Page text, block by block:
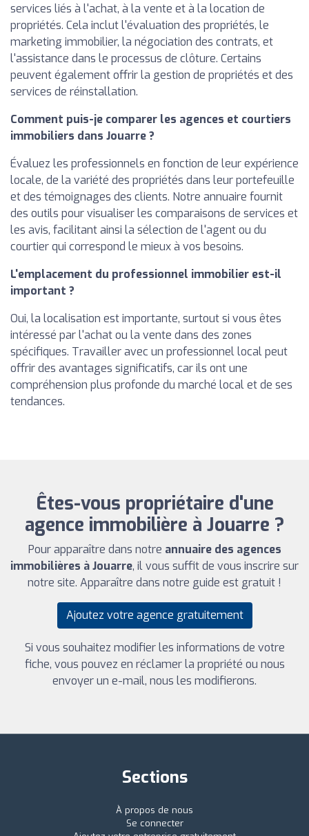
services liés à l'achat, à la vente et à la location de
propriétés. Cela inclut l'évaluation des propriétés, le
marketing immobilier, la négociation des contrats, et
l'assistance dans le processus de clôture. Certains
peuvent également offrir la gestion de propriétés et des
services de réinstallation.
Comment puis-je comparer les agences et courtiers
immobiliers dans Jouarre ?
Évaluez les professionnels en fonction de leur expérience
locale, de la variété des propriétés dans leur portefeuille
et des témoignages des clients. Notre annuaire fournit
des outils pour visualiser les comparaisons de services et
les avis, facilitant ainsi la sélection de l'agent ou du
courtier qui correspond le mieux à vos besoins.
L'emplacement du professionnel immobilier est-il
important ?
Oui, la localisation est importante, surtout si vous êtes
intéressé par l'achat ou la vente dans des zones
spécifiques. Travailler avec un professionnel local peut
offrir des avantages significatifs, car ils ont une
compréhension plus profonde du marché local et de ses
tendances.
Êtes-vous propriétaire d'une
agence immobilière à Jouarre ?
Pour apparaître dans notre annuaire des agences
immobilières à Jouarre, il vous suffit de vous inscrire sur
notre site. Apparaître dans notre guide est gratuit !
Ajoutez votre agence gratuitement
Si vous souhaitez modifier les informations de votre
fiche, vous pouvez en réclamer la propriété ou nous
envoyer un e-mail, nous les modifierons.
Sections
À propos de nous
Se connecter